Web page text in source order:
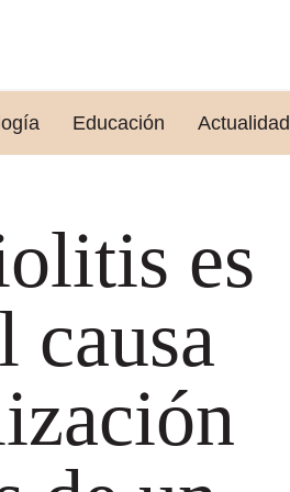
Educación Actualidad
es
causa